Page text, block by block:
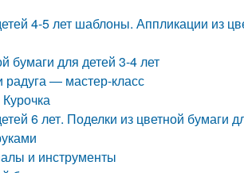
4-5 лет шаблоны. Аппликации из
бумаги для детей 3-4 лет
радуга — мастер-класс
6 лет. Поделки из цветной бумаги
и инструменты